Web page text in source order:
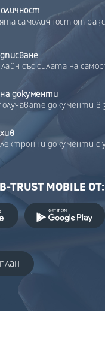
самоличност от
със силата на
документи
документи в
документи с
TRUST MOBILE ОТ: